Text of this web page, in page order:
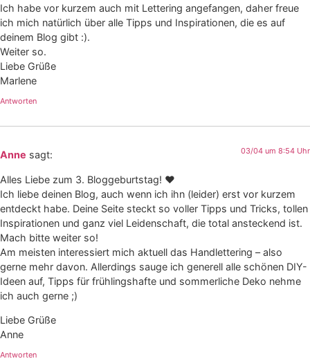
Ich habe vor kurzem auch mit Lettering angefangen, daher freue
ich mich natürlich über alle Tipps und Inspirationen, die es auf
deinem Blog gibt :).
Weiter so.
Liebe Grüße
Marlene
Antworten
Anne sagt: 03/04 um 8:54 Uhr
Alles Liebe zum 3. Bloggeburtstag! ♥
Ich liebe deinen Blog, auch wenn ich ihn (leider) erst vor kurzem
entdeckt habe. Deine Seite steckt so voller Tipps und Tricks, tollen
Inspirationen und ganz viel Leidenschaft, die total ansteckend ist.
Mach bitte weiter so!
Am meisten interessiert mich aktuell das Handlettering – also
gerne mehr davon. Allerdings sauge ich generell alle schönen DIY-
Ideen auf, Tipps für frühlingshafte und sommerliche Deko nehme
ich auch gerne ;)
Liebe Grüße
Anne
Antworten